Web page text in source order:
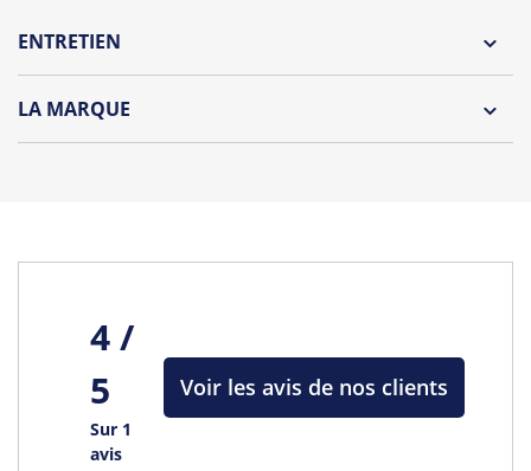
ENTRETIEN
LA MARQUE
cool et originaux.
Tous les produits de la marque
4 /
5
Sur 1
avis
Voir les avis de nos clients